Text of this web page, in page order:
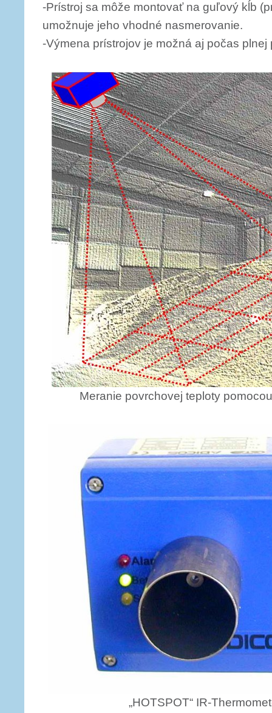
-Prístroj sa môže montovať na guľový kĺb
umožnuje jeho vhodné nasmerovanie.
-Výmena prístrojov je možná aj počas plnej
Meranie povrchovej teploty
„HOTSPOT“ IR-